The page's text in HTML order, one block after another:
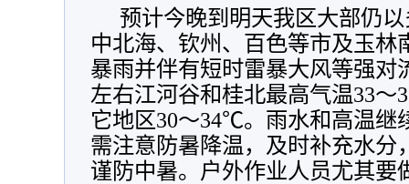
预计今晚到明天我区大部仍
中北海、钦州、百色等市及玉林
暴雨并伴有短时雷暴大风等强对
左右江河谷和桂北最高气温33
它地区30～34℃。雨水和高温继
需注意防暑降温，及时补充水分
谨防中暑。户外作业人员尤其要